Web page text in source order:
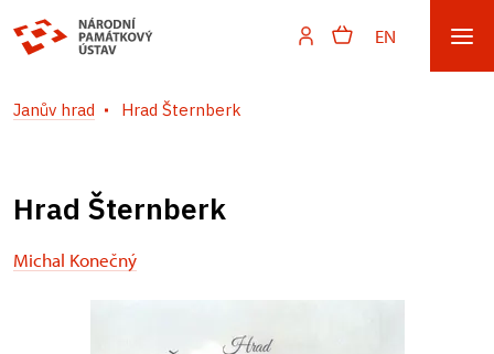
EN
Janův hrad Hrad Šternberk
Hrad Šternberk
Michal Konečný